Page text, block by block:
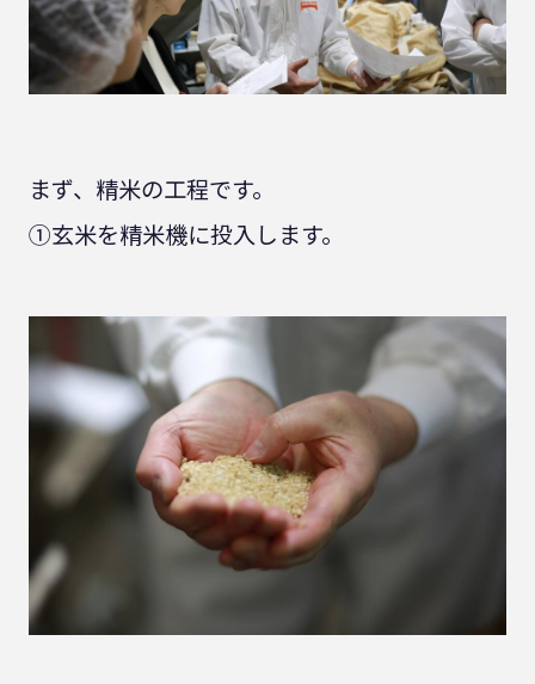
まず、精米の工程です。
①玄米を精米機に投入します。